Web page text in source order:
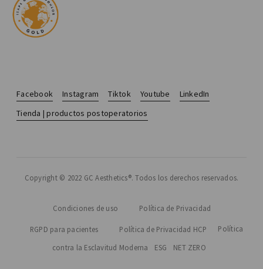
Facebook Instagram Tiktok Youtube
LinkedIn
Tienda | productos postoperatorios
Copyright © 2022 GC Aesthetics®. Todos los derechos reservados.
Condiciones de uso Política de Privacidad
RGPD para pacientes Política de Privacidad HCP Política
contra la Esclavitud Moderna ESG NET ZERO